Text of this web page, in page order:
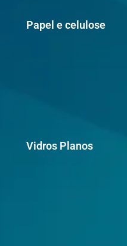
Papel e celulose
Vidros Planos